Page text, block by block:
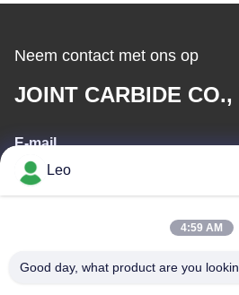
Neem contact met ons op
JOINT CARBIDE CO.,
E-mail
info@groupkts.com
Leo
4:59 AM
Good day, what product are you